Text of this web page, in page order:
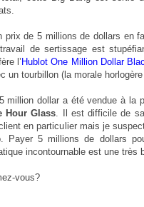
prix de 5 millions de dollars en
de sertissage est
l’Hublot One Million Dollar
un tourbillon (la morale
million dollar a été vendue à la
Hour Glass. Il est difficile de
en particulier mais je
Payer 5 millions de dollars
incontournable est une très
vous?